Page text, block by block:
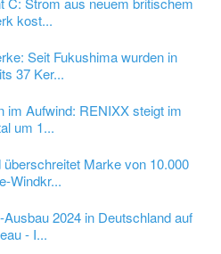
kost...
Seit Fukushima wurden in
37 Ker...
im Aufwind: RENIXX steigt im
um 1...
überschreitet Marke von 10.000
Windkr...
Ausbau 2024 in Deutschland auf
- I...